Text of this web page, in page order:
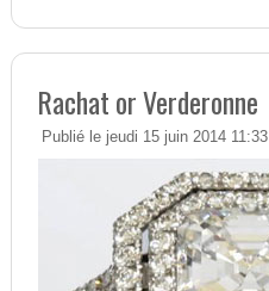
Rachat or Verderonne
Publié le jeudi 15 juin 2014 11:33